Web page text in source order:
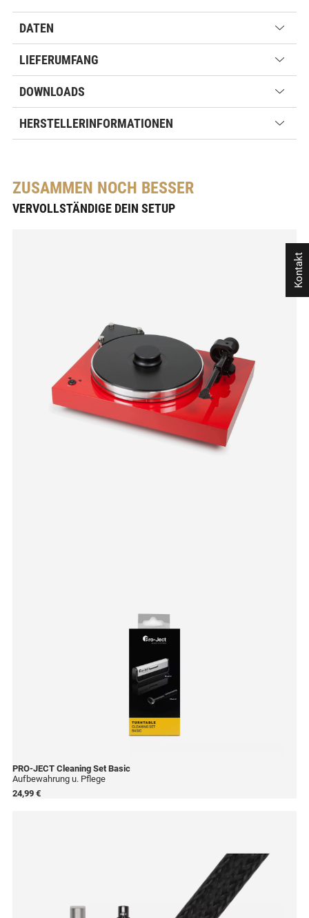
DATEN
LIEFERUMFANG
DOWNLOADS
HERSTELLERINFORMATIONEN
ZUSAMMEN NOCH BESSER
VERVOLLSTÄNDIGE DEIN SETUP
PRO-JECT Cleaning Set Basic
Aufbewahrung u. Pflege
24,99 €
Kontakt